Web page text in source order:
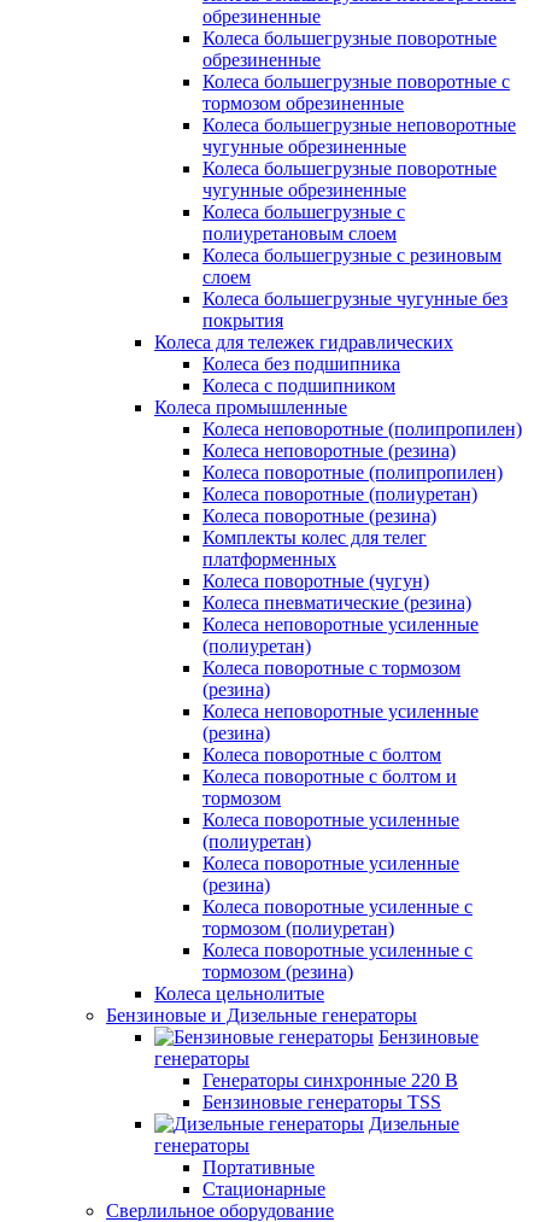
обрезиненные
Колеса большегрузные поворотные
обрезиненные
Колеса большегрузные поворотные с
тормозом обрезиненные
Колеса большегрузные неповоротные
чугунные обрезиненные
Колеса большегрузные поворотные
чугунные обрезиненные
Колеса большегрузные с
полиуретановым слоем
Колеса большегрузные с резиновым
слоем
Колеса большегрузные чугунные без
покрытия
Колеса для тележек гидравлических
Колеса без подшипника
Колеса с подшипником
Колеса промышленные
Колеса неповоротные (полипропилен)
Колеса неповоротные (резина)
Колеса поворотные (полипропилен)
Колеса поворотные (полиуретан)
Колеса поворотные (резина)
Комплекты колес для телег
платформенных
Колеса поворотные (чугун)
Колеса пневматические (резина)
Колеса неповоротные усиленные
(полиуретан)
Колеса поворотные c тормозом
(резина)
Колеса неповоротные усиленные
(резина)
Колеса поворотные с болтом
Колеса поворотные с болтом и
тормозом
Колеса поворотные усиленные
(полиуретан)
Колеса поворотные усиленные
(резина)
Колеса поворотные усиленные с
тормозом (полиуретан)
Колеса поворотные усиленные с
тормозом (резина)
Колеса цельнолитые
Бензиновые и Дизельные генераторы
Бензиновые
генераторы
Генераторы синхронные 220 В
Бензиновые генераторы TSS
Дизельные
генераторы
Портативные
Стационарные
Сверлильное оборудование